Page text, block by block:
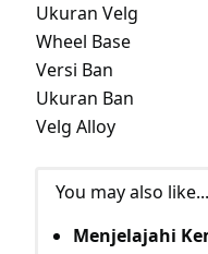
Ukuran Velg
Wheel Base
Versi Ban
Ukuran Ban
Velg Alloy
You may also like...
Menjelajahi